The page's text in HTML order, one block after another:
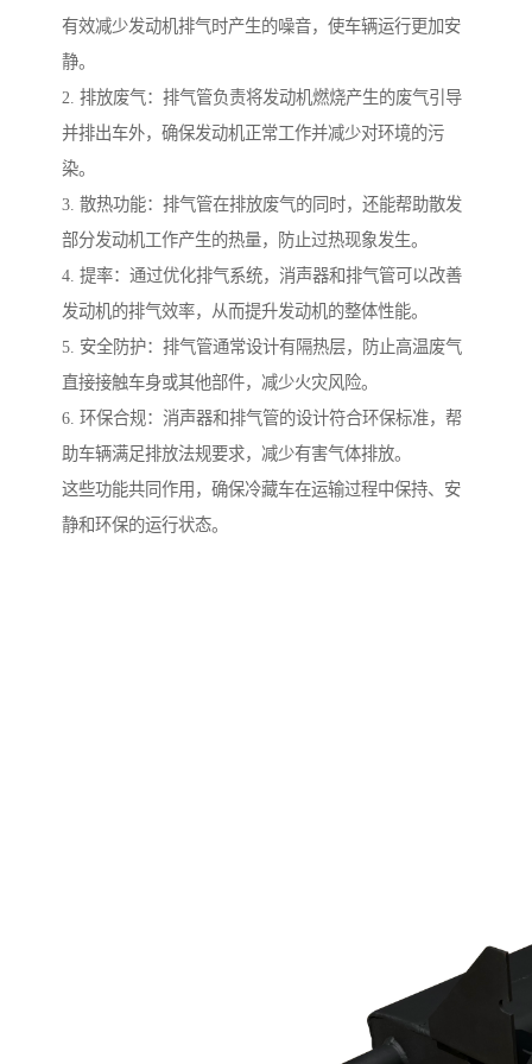
有效减少发动机排气时产生的噪音，使车辆运行更加安
静。
2. 排放废气：排气管负责将发动机燃烧产生的废气引导
并排出车外，确保发动机正常工作并减少对环境的污
染。
3. 散热功能：排气管在排放废气的同时，还能帮助散发
部分发动机工作产生的热量，防止过热现象发生。
4. 提率：通过优化排气系统，消声器和排气管可以改善
发动机的排气效率，从而提升发动机的整体性能。
5. 安全防护：排气管通常设计有隔热层，防止高温废气
直接接触车身或其他部件，减少火灾风险。
6. 环保合规：消声器和排气管的设计符合环保标准，帮
助车辆满足排放法规要求，减少有害气体排放。
这些功能共同作用，确保冷藏车在运输过程中保持、安
静和环保的运行状态。